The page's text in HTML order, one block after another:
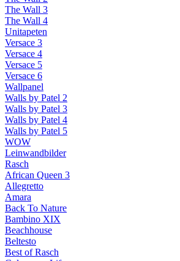
The Wall 3
The Wall 4
Unitapeten
Versace 3
Versace 4
Versace 5
Versace 6
Wallpanel
Walls by Patel 2
Walls by Patel 3
Walls by Patel 4
Walls by Patel 5
WOW
Leinwandbilder
Rasch
African Queen 3
Allegretto
Amara
Back To Nature
Bambino XIX
Beachhouse
Beltesto
Best of Rasch